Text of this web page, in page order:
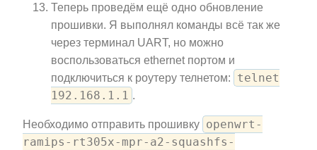
Теперь проведём ещё одно обновление
прошивки. Я выполнял команды всё так же
через терминал UART, но можно
воспользоваться ethernet портом и
подключиться к роутеру телнетом:
telnet
192.168.1.1 .
Необходимо отправить прошивку openwrt-
ramips-rt305x-mpr-a2-squashfs-